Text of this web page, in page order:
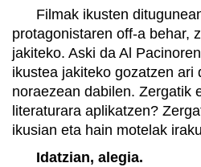
Filmak ikusten
protagonistaren off-a behar,
jakiteko. Aski da Al
ikustea jakiteko gozatzen ari
noraezean dabilen. Zergatik
literaturara aplikatzen?
ikusian eta hain motelak
Idatzian, alegia.